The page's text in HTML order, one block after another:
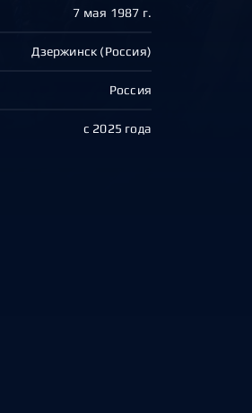
7 мая 1987 г.
Дзержинск (Россия)
Россия
с 2025 года